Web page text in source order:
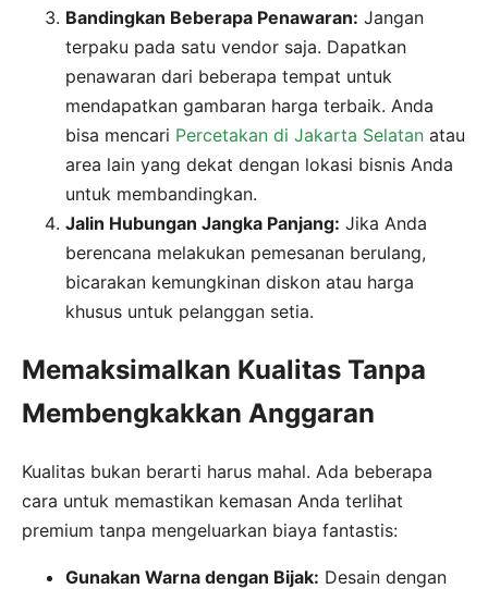
Bandingkan Beberapa Penawaran: Jangan
terpaku pada satu vendor saja. Dapatkan
penawaran dari beberapa tempat untuk
mendapatkan gambaran harga terbaik. Anda
bisa mencari Percetakan di Jakarta Selatan atau
area lain yang dekat dengan lokasi bisnis Anda
untuk membandingkan.
Jalin Hubungan Jangka Panjang: Jika Anda
berencana melakukan pemesanan berulang,
bicarakan kemungkinan diskon atau harga
khusus untuk pelanggan setia.
Memaksimalkan Kualitas Tanpa
Membengkakkan Anggaran
Kualitas bukan berarti harus mahal. Ada beberapa
cara untuk memastikan kemasan Anda terlihat
premium tanpa mengeluarkan biaya fantastis:
Gunakan Warna dengan Bijak: Desain dengan